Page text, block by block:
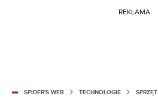
REKLAMA
SPIDER'S WEB TECHNOLOGIE SPRZĘT